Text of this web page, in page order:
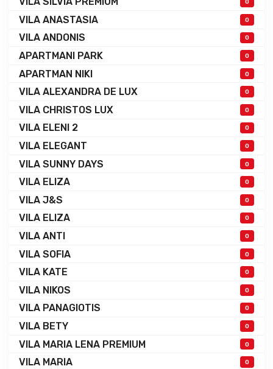
0
VILA ANASTASIA 0
VILA ANDONIS 0
APARTMANI PARK 0
APARTMAN NIKI 0
VILA ALEXANDRA DE LUX 0
VILA CHRISTOS LUX 0
VILA ELENI 2 0
VILA ELEGANT 0
VILA SUNNY DAYS 0
VILA ELIZA 0
VILA J&S 0
VILA ELIZA 0
VILA ANTI 0
VILA SOFIA 0
VILA KATE 0
VILA NIKOS 0
VILA PANAGIOTIS 0
VILA BETY 0
VILA MARIA LENA PREMIUM 0
VILA MARIA 0